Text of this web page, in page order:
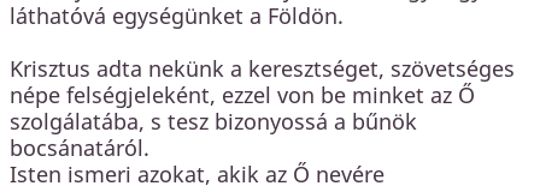
láthatóvá egységünket a Földön.
Krisztus adta nekünk a keresztséget, szövetséges
népe felségjeleként, ezzel von be minket az Ő
szolgálatába, s tesz bizonyossá a bűnök
bocsánatáról.
Isten ismeri azokat, akik az Ő nevére